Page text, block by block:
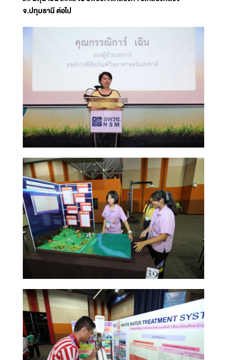
จ.ปทุมธานี ต่อไป